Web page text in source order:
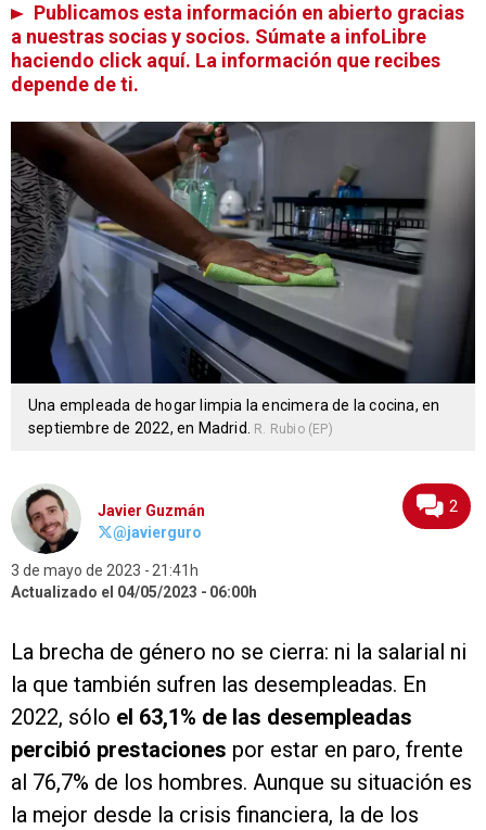
Publicamos esta información en abierto gracias
a nuestras socias y socios. Súmate a infoLibre
haciendo click aquí. La información que recibes
depende de ti.
Una empleada de hogar limpia la encimera de la cocina, en
septiembre de 2022, en Madrid.
R. Rubio (EP)
Javier Guzmán
@javierguro
3 de mayo de 2023
21:41h
Actualizado el 04/05/2023
06:00h
2
La brecha de género no se cierra: ni la salarial ni
la que también sufren las desempleadas. En
2022, sólo el 63,1% de las desempleadas
percibió prestaciones por estar en paro, frente
al 76,7% de los hombres. Aunque su situación es
la mejor desde la crisis financiera, la de los